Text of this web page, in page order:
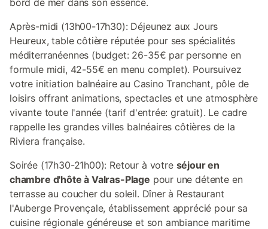
bord de mer dans son essence.
Après-midi (13h00-17h30): Déjeunez aux Jours
Heureux, table côtière réputée pour ses spécialités
méditerranéennes (budget: 26-35€ par personne en
formule midi, 42-55€ en menu complet). Poursuivez
votre initiation balnéaire au Casino Tranchant, pôle de
loisirs offrant animations, spectacles et une atmosphère
vivante toute l'année (tarif d'entrée: gratuit). Le cadre
rappelle les grandes villes balnéaires côtières de la
Riviera française.
Soirée (17h30-21h00): Retour à votre séjour en
chambre d'hôte à Valras-Plage pour une détente en
terrasse au coucher du soleil. Dîner à Restaurant
l'Auberge Provençale, établissement apprécié pour sa
cuisine régionale généreuse et son ambiance maritime